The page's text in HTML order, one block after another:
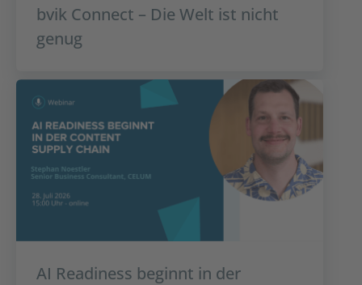
bvik Connect – Die Welt ist nicht
genug
AI Readiness beginnt in der